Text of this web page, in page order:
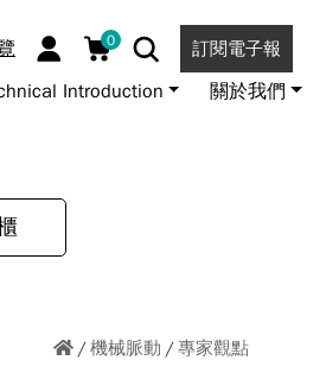
0 訂閱電子報
Introduction 關於我們
機械脈動 專家觀點